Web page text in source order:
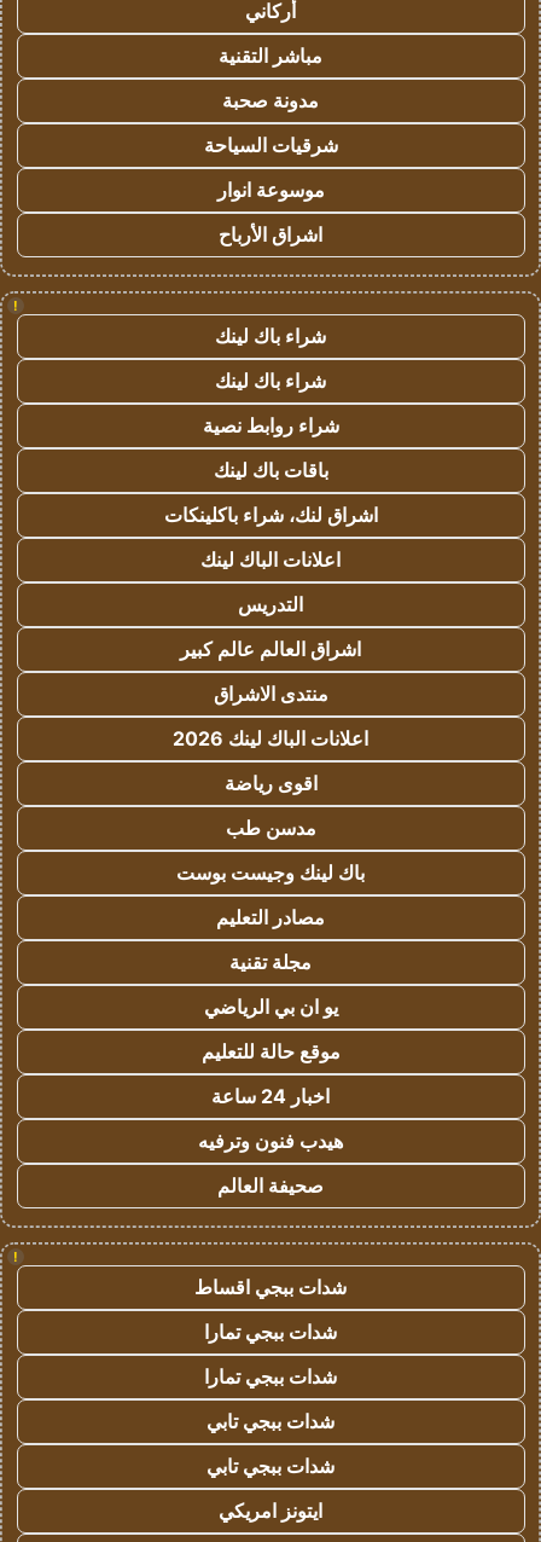
أركاني
مباشر التقنية
مدونة صحبة
شرقيات السياحة
موسوعة انوار
اشراق الأرباح
!
شراء باك لينك
شراء باك لينك
شراء روابط نصية
باقات باك لينك
اشراق لنك، شراء باكلينكات
اعلانات الباك لينك
التدريس
اشراق العالم عالم كبير
منتدى الاشراق
اعلانات الباك لينك 2026
اقوى رياضة
مدسن طب
باك لينك وجيست بوست
مصادر التعليم
مجلة تقنية
يو ان بي الرياضي
موقع حالة للتعليم
اخبار 24 ساعة
هيدب فنون وترفيه
صحيفة العالم
!
شدات ببجي اقساط
شدات ببجي تمارا
شدات ببجي تمارا
شدات ببجي تابي
شدات ببجي تابي
ايتونز امريكي